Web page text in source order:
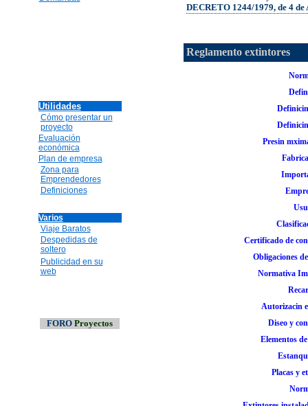
Utilidades
Cómo presentar un
proyecto
Evaluación
económica
Plan de empresa
Zona para
Emprendedores
Definiciones
Varios
Viaje Baratos
Despedidas de
soltero
Publicidad en su
web
FORO Proyectos
DECRETO 1244/1979, de 4
Reglamento extintores
Presin
Certificado de
Obligaciones
Normativa
Autorizacin
Diseo y
Elementos
Placas y